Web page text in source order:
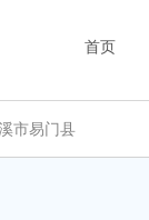
首页
市易门县